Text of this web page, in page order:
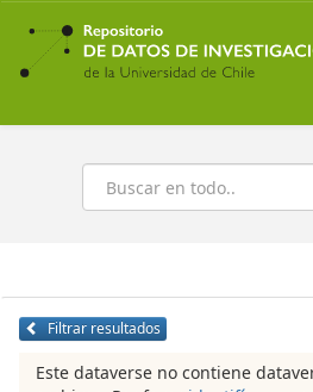
Ir
contenido
principal
Buscar
Filtrar resultados
Este dataverse no contiene